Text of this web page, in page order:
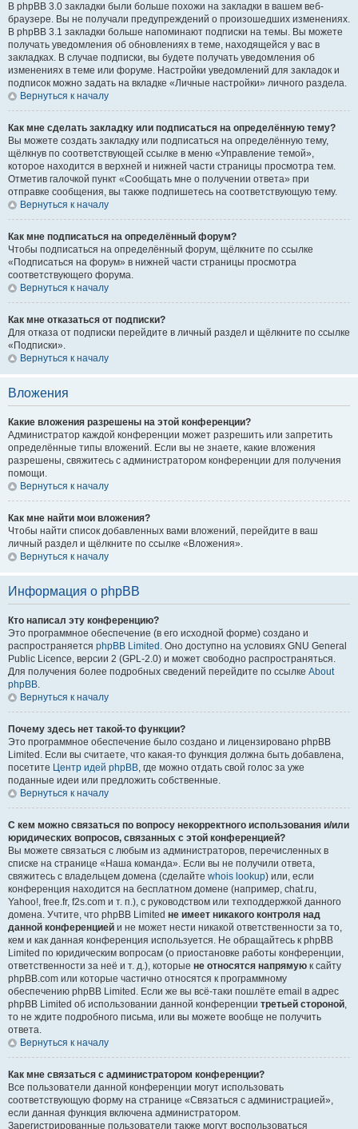
В phpBB 3.0 закладки были больше похожи на закладки в вашем веб-
браузере. Вы не получали предупреждений о произошедших изменениях.
В phpBB 3.1 закладки больше напоминают подписки на темы. Вы можете
получать уведомления об обновлениях в теме, находящейся у вас в
закладках. В случае подписки, вы будете получать уведомления об
изменениях в теме или форуме. Настройки уведомлений для закладок и
подписок можно задать на вкладке «Личные настройки» личного раздела.
Вернуться к началу
Как мне сделать закладку или подписаться на определённую тему?
Вы можете создать закладку или подписаться на определённую тему,
щёлкнув по соответствующей ссылке в меню «Управление темой»,
которое находится в верхней и нижней части страницы просмотра тем.
Отметив галочкой пункт «Сообщать мне о получении ответа» при
отправке сообщения, вы также подпишетесь на соответствующую тему.
Вернуться к началу
Как мне подписаться на определённый форум?
Чтобы подписаться на определённый форум, щёлкните по ссылке
«Подписаться на форум» в нижней части страницы просмотра
соответствующего форума.
Вернуться к началу
Как мне отказаться от подписки?
Для отказа от подписки перейдите в личный раздел и щёлкните по ссылке
«Подписки».
Вернуться к началу
Вложения
Какие вложения разрешены на этой конференции?
Администратор каждой конференции может разрешить или запретить
определённые типы вложений. Если вы не знаете, какие вложения
разрешены, свяжитесь с администратором конференции для получения
помощи.
Вернуться к началу
Как мне найти мои вложения?
Чтобы найти список добавленных вами вложений, перейдите в ваш
личный раздел и щёлкните по ссылке «Вложения».
Вернуться к началу
Информация о phpBB
Кто написал эту конференцию?
Это программное обеспечение (в его исходной форме) создано и
распространяется phpBB Limited . Оно доступно на условиях GNU General
Public Licence, версии 2 (GPL-2.0) и может свободно распространяться.
Для получения более подробных сведений перейдите по ссылке About
phpBB.
Вернуться к началу
Почему здесь нет такой-то функции?
Это программное обеспечение было создано и лицензировано phpBB
Limited. Если вы считаете, что какая-то функция должна быть добавлена,
посетите Центр идей phpBB, где можно отдать свой голос за уже
поданные идеи или предложить собственные.
Вернуться к началу
С кем можно связаться по вопросу некорректного использования и/или
юридических вопросов, связанных с этой конференцией?
Вы можете связаться с любым из администраторов, перечисленных в
списке на странице «Наша команда». Если вы не получили ответа,
свяжитесь с владельцем домена (сделайте whois lookup) или, если
конференция находится на бесплатном домене (например, chat.ru,
Yahoo!, free.fr, f2s.com и т. п.), с руководством или техподдержкой данного
домена. Учтите, что phpBB Limited не имеет никакого контроля над
данной конференцией и не может нести никакой ответственности за то,
кем и как данная конференция используется. Не обращайтесь к phpBB
Limited по юридическим вопросам (о приостановке работы конференции,
ответственности за неё и т. д.), которые не относятся напрямую к сайту
phpBB.com или которые частично относятся к программному
обеспечению phpBB Limited. Если же вы всё-таки пошлёте email в адрес
phpBB Limited об использовании данной конференции третьей стороной,
то не ждите подробного письма, или вы можете вообще не получить
ответа.
Вернуться к началу
Как мне связаться с администратором конференции?
Все пользователи данной конференции могут использовать
соответствующую форму на странице «Связаться с администрацией»,
если данная функция включена администратором.
Зарегистрированные пользователи также могут воспользоваться